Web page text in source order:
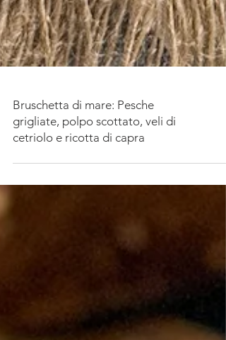
Bruschetta di mare: Pesche
grigliate, polpo scottato, veli di
cetriolo e ricotta di capra